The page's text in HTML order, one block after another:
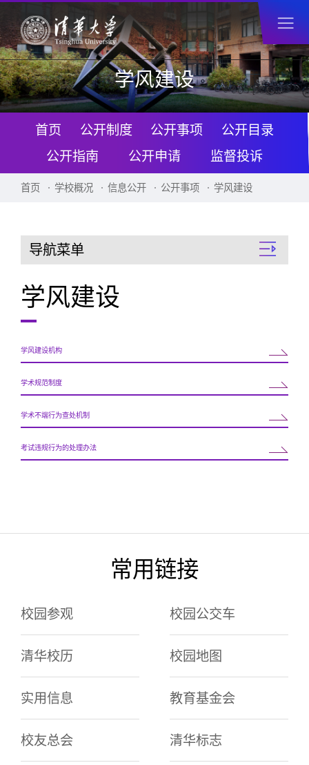
学风建设
首页 公开制度 公开事项
公开目录
公开指南
公开申请 监督投诉
首页 学校概况 信息公开 公开事项 学风建设
导航菜单
学风建设
学风建设机构
学术规范制度
学术不端行为查处机制
考试违规行为的处理办法
常用链接
校园参观 校园公交车
清华校历 校园地图
实用信息 教育基金会
校友总会 清华标志